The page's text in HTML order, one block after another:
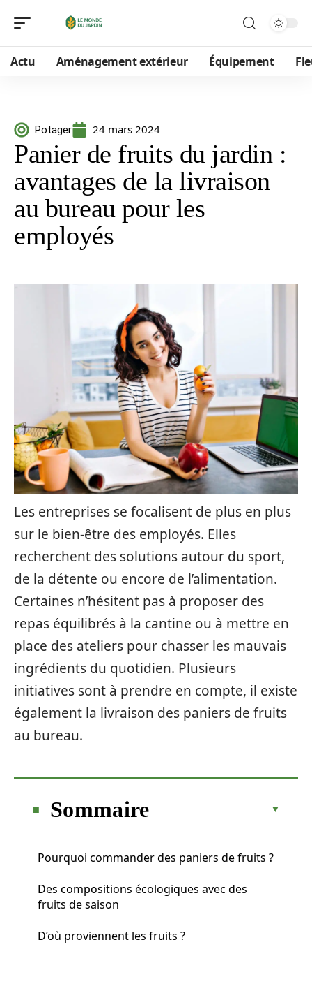
Actu Aménagement extérieur Équipement
Potager 24 mars 2024
Panier de fruits du jardin :
avantages de la livraison
au bureau pour les
employés
Les entreprises se focalisent de plus en plus
sur le bien-être des employés. Elles
recherchent des solutions autour du sport,
de la détente ou encore de l’alimentation.
Certaines n’hésitent pas à proposer des
repas équilibrés à la cantine ou à mettre en
place des ateliers pour chasser les mauvais
ingrédients du quotidien. Plusieurs
initiatives sont à prendre en compte, il existe
également la livraison des paniers de fruits
au bureau.
Sommaire
Pourquoi commander des paniers de fruits ?
Des compositions écologiques avec des
fruits de saison
D’où proviennent les fruits ?